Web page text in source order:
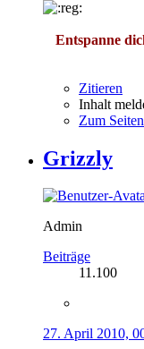
Entspanne
Zitieren
Inhalt
Zum
Grizzly
Admin
Beiträge
11.100
27. April 2010,